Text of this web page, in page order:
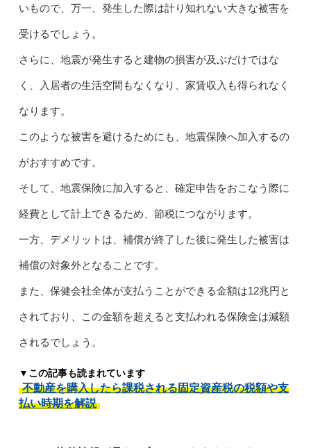
いもので、万一、発生した際は計り知れない大きな被害を
受けるでしょう。
さらに、地震が発生すると建物の損害が及ぶだけではな
く、入居者の生活空間もなくなり、家賃収入も得られなく
なります。
このような被害を避けるためにも、地震保険へ加入するの
がおすすめです。
そして、地震保険に加入すると、確定申告をおこなう際に
経費として計上できるため、節税につながります。
一方、デメリットは、補償が終了した後に発生した被害は
補償の対象外となることです。
また、保健会社全体が支払うことができる金額は12兆円と
されており、この金額を超えると支払われる保険金は減額
されるでしょう。
▼この記事も読まれています
不動産を購入したら課税される固定資産税の税額や支
払い時期を解説